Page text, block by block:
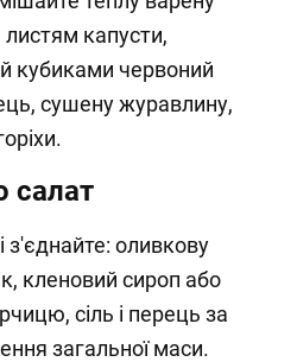
листям капусти,
кубиками червоний
сушену журавлину,
салат
з'єднайте: оливкову
кленовий сироп або
сіль і перець за
загальної маси.